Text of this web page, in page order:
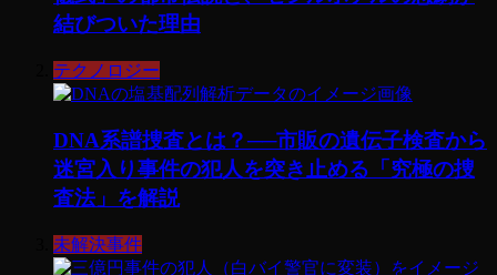
結びついた理由
テクノロジー
DNA系譜捜査とは？──市販の遺伝子検査から
迷宮入り事件の犯人を突き止める「究極の捜
査法」を解説
未解決事件